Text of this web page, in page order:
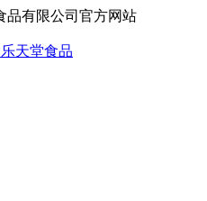
品有限公司官方网站